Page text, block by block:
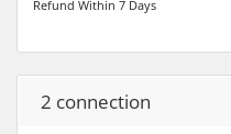
Refund Within 7 Days
2 connection